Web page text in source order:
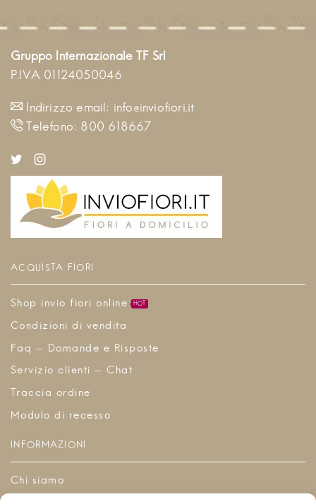
Gruppo Internazionale TF Srl
P.IVA 01124050046
Indirizzo email: info@inviofiori.it
Telefono: 800 618667
TwitterInstagram
ACQUISTA FIORI
Shop invio fiori online HOT
Condizioni di vendita
Faq - Domande e Risposte
Servizio clienti - Chat
Traccia ordine
Modulo di recesso
INFORMAZIONI
Chi siamo